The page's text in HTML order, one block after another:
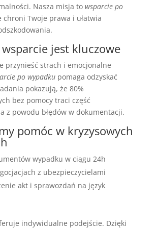
Nasza misja to wsparcie po
chroni Twoje prawa i ułatwia
wsparcie jest kluczowe
przynieść strach i emocjonalne
po wypadkupomaga odzyskać
pokazują, że 80%
bez pomocy traci część
z powodu błędów w dokumentacji.
pomóc w kryzysowych
wypadku w ciągu 24h
z ubezpieczycielami
akt i sprawozdań na język
indywidualne podejście. Dzięki